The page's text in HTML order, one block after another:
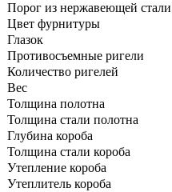
Порог из нержавеющей стали
Цвет фурнитуры
Глазок
Противосъемные ригели
Количество ригелей
Вес
Толщина полотна
Толщина стали полотна
Глубина короба
Толщина стали короба
Утепление короба
Утеплитель короба